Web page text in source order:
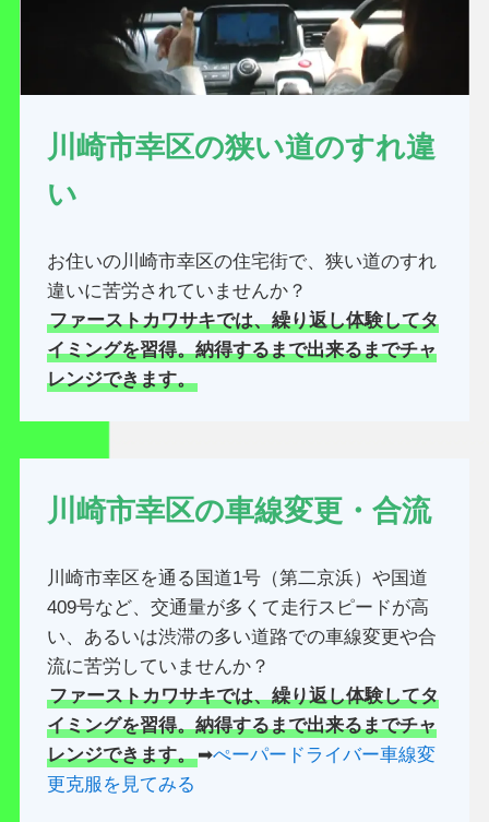
川崎市幸区の狭い道のすれ違
い
お住いの川崎市幸区の住宅街で、狭い道のすれ
違いに苦労されていませんか？
ファーストカワサキでは、繰り返し体験してタ
イミングを習得。納得するまで出来るまでチャ
レンジできます。
川崎市幸区の車線変更・合流
川崎市幸区を通る国道1号（第二京浜）や国道
409号など、交通量が多くて走行スピードが高
い、あるいは渋滞の多い道路での車線変更や合
流に苦労していませんか？
ファーストカワサキでは、繰り返し体験してタ
イミングを習得。納得するまで出来るまでチャ
レンジできます。➡ぺーパードライバー車線変
更克服を見てみる